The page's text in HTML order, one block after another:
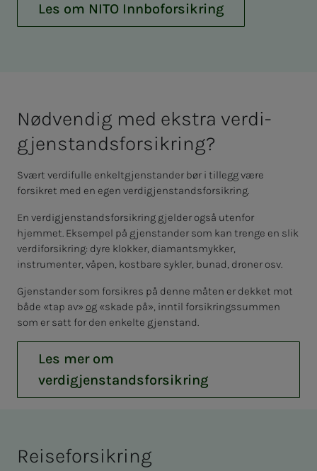
Les om NITO Innboforsikring
Nød­­­ven­­­dig med eks­tra ver­­di­­­
gjen­­­stands­­­for­­­sik­ring?
Svært verdifulle enkeltgjenstander bør i tillegg være
forsikret med en egen verdigjenstandsforsikring.
En verdigjenstandsforsikring gjelder også utenfor
hjemmet. Eksempel på gjenstander som kan trenge en slik
verdiforsikring: dyre klokker, diamantsmykker,
instrumenter, våpen, kostbare sykler, bunad, droner osv.
Gjenstander som forsikres på denne måten er dekket mot
både «tap av» og «skade på», inntil forsikringssummen
som er satt for den enkelte gjenstand.
Les mer om
verdigjenstandsforsikring
Reise­­­for­­­sik­ring